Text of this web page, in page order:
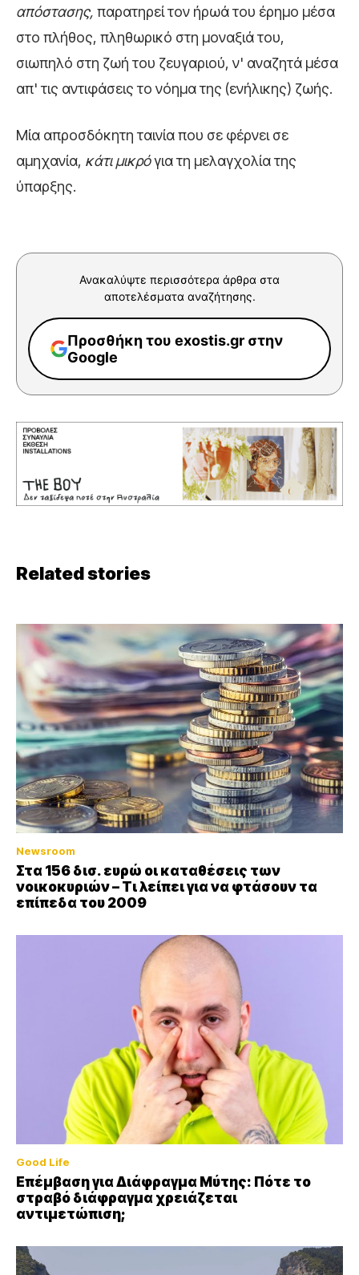
απόστασης, παρατηρεί τον ήρωά του έρημο μέσα
στο πλήθος, πληθωρικό στη μοναξιά του,
σιωπηλό στη ζωή του ζευγαριού, ν' αναζητά μέσα
απ' τις αντιφάσεις το νόημα της (ενήλικης) ζωής.
Μία απροσδόκητη ταινία που σε φέρνει σε
αμηχανία, κάτι μικρόγια τη μελαγχολία της
ύπαρξης.
Ανακαλύψτε περισσότερα άρθρα στα
αποτελέσματα αναζήτησης.
Προσθήκη του exostis.gr στην
Google
Related stories
Newsroom
Στα 156 δισ. ευρώ οι καταθέσεις των
νοικοκυριών – Τι λείπει για να φτάσουν τα
επίπεδα του 2009
Good Life
Επέμβαση για Διάφραγμα Μύτης: Πότε το
στραβό διάφραγμα χρειάζεται
αντιμετώπιση;